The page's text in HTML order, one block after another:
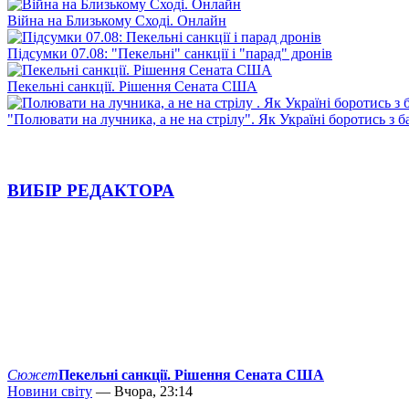
Війна на Близькому Сході. Онлайн
Підсумки 07.08: "Пекельні" санкції і "парад" дронів
Пекельні санкції. Рішення Сената США
"Полювати на лучника, а не на стрілу". Як Україні боротись з
ВИБІР РЕДАКТОРА
СюжетПекельні санкції. Рішення Сената США
Новини світу — Вчора, 23:14